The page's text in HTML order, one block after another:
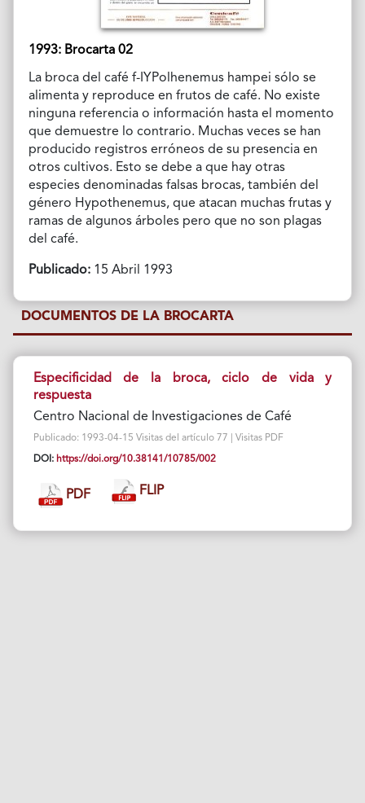
1993: Brocarta 02
La broca del café f-IYPolhenemus hampei sólo se
alimenta y reproduce en frutos de café. No existe
ninguna referencia o información hasta el momento
que demuestre lo contrario. Muchas veces se han
producido registros erróneos de su presencia en
otros cultivos. Esto se debe a que hay otras
especies denominadas falsas brocas, también del
género Hypothenemus, que atacan muchas frutas y
ramas de algunos árboles pero que no son plagas
del café.
Publicado:15 Abril 1993
DOCUMENTOS DE LA BROCARTA
Especificidad de la broca, ciclo de vida y
respuesta
Centro Nacional de Investigaciones de Café
Publicado: 1993-04-15 Visitas del artículo 77 | Visitas PDF
DOI: https://doi.org/10.38141/10785/002
PDF FLIP